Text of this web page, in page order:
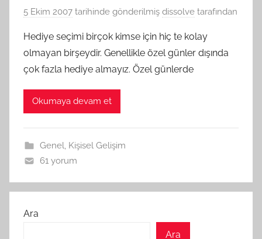
5 Ekim 2007 tarihinde gönderilmiş dissolve tarafından
Hediye seçimi birçok kimse için hiç te kolay
olmayan birşeydir. Genellikle özel günler dışında
çok fazla hediye almayız. Özel günlerde
Okumaya devam et
Genel, Kişisel Gelişim
61 yorum
Ara
Ara